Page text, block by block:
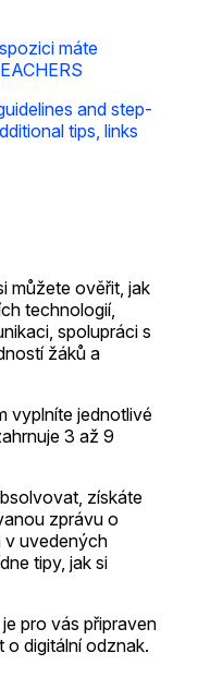
máte
and step-
tips, links
můžete ověřit, jak
technologií,
spolupráci s
žáků a
vyplníte jednotlivé
3 až 9
získáte
zprávu o
v uvedených
tipy, jak si
pro vás připraven
digitální odznak.